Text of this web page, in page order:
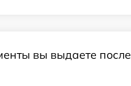
вы выдаете после